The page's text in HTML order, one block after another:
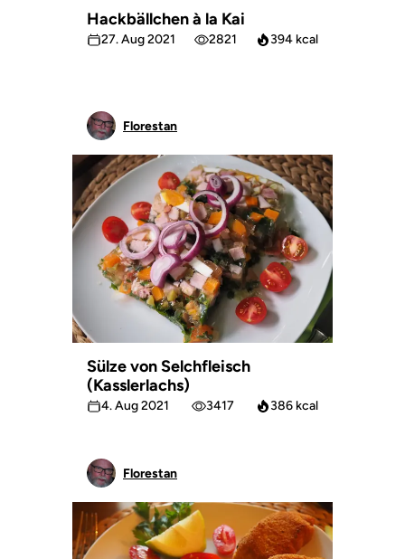
Hackbällchen à la Kai
27. Aug 2021 2821 394 kcal
Florestan
Sülze von Selchfleisch
(Kasslerlachs)
4. Aug 2021 3417 386 kcal
Florestan